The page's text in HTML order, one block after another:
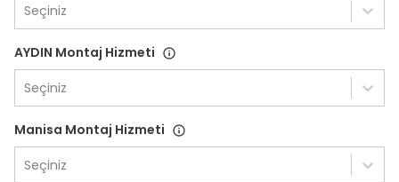
Seçiniz
AYDIN Montaj Hizmeti
Seçiniz
Manisa Montaj Hizmeti
Seçiniz